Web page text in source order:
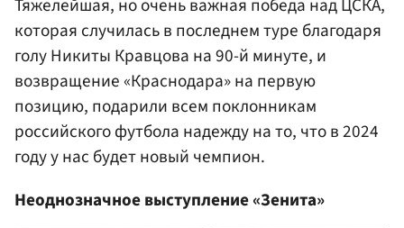
Тяжелейшая, но очень важная победа над ЦСКА,
которая случилась в последнем туре благодаря
голу Никиты Кравцова на 90-й минуте, и
возвращение «Краснодара» на первую
позицию, подарили всем поклонникам
российского футбола надежду на то, что в 2024
году у нас будет новый чемпион.
Неоднозначное выступление «Зенита»